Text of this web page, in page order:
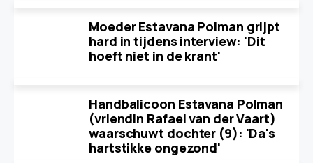
Moeder Estavana Polman grijpt
hard in tijdens interview: 'Dit
hoeft niet in de krant'
Handbalicoon Estavana Polman
(vriendin Rafael van der Vaart)
waarschuwt dochter (9): 'Da's
hartstikke ongezond'